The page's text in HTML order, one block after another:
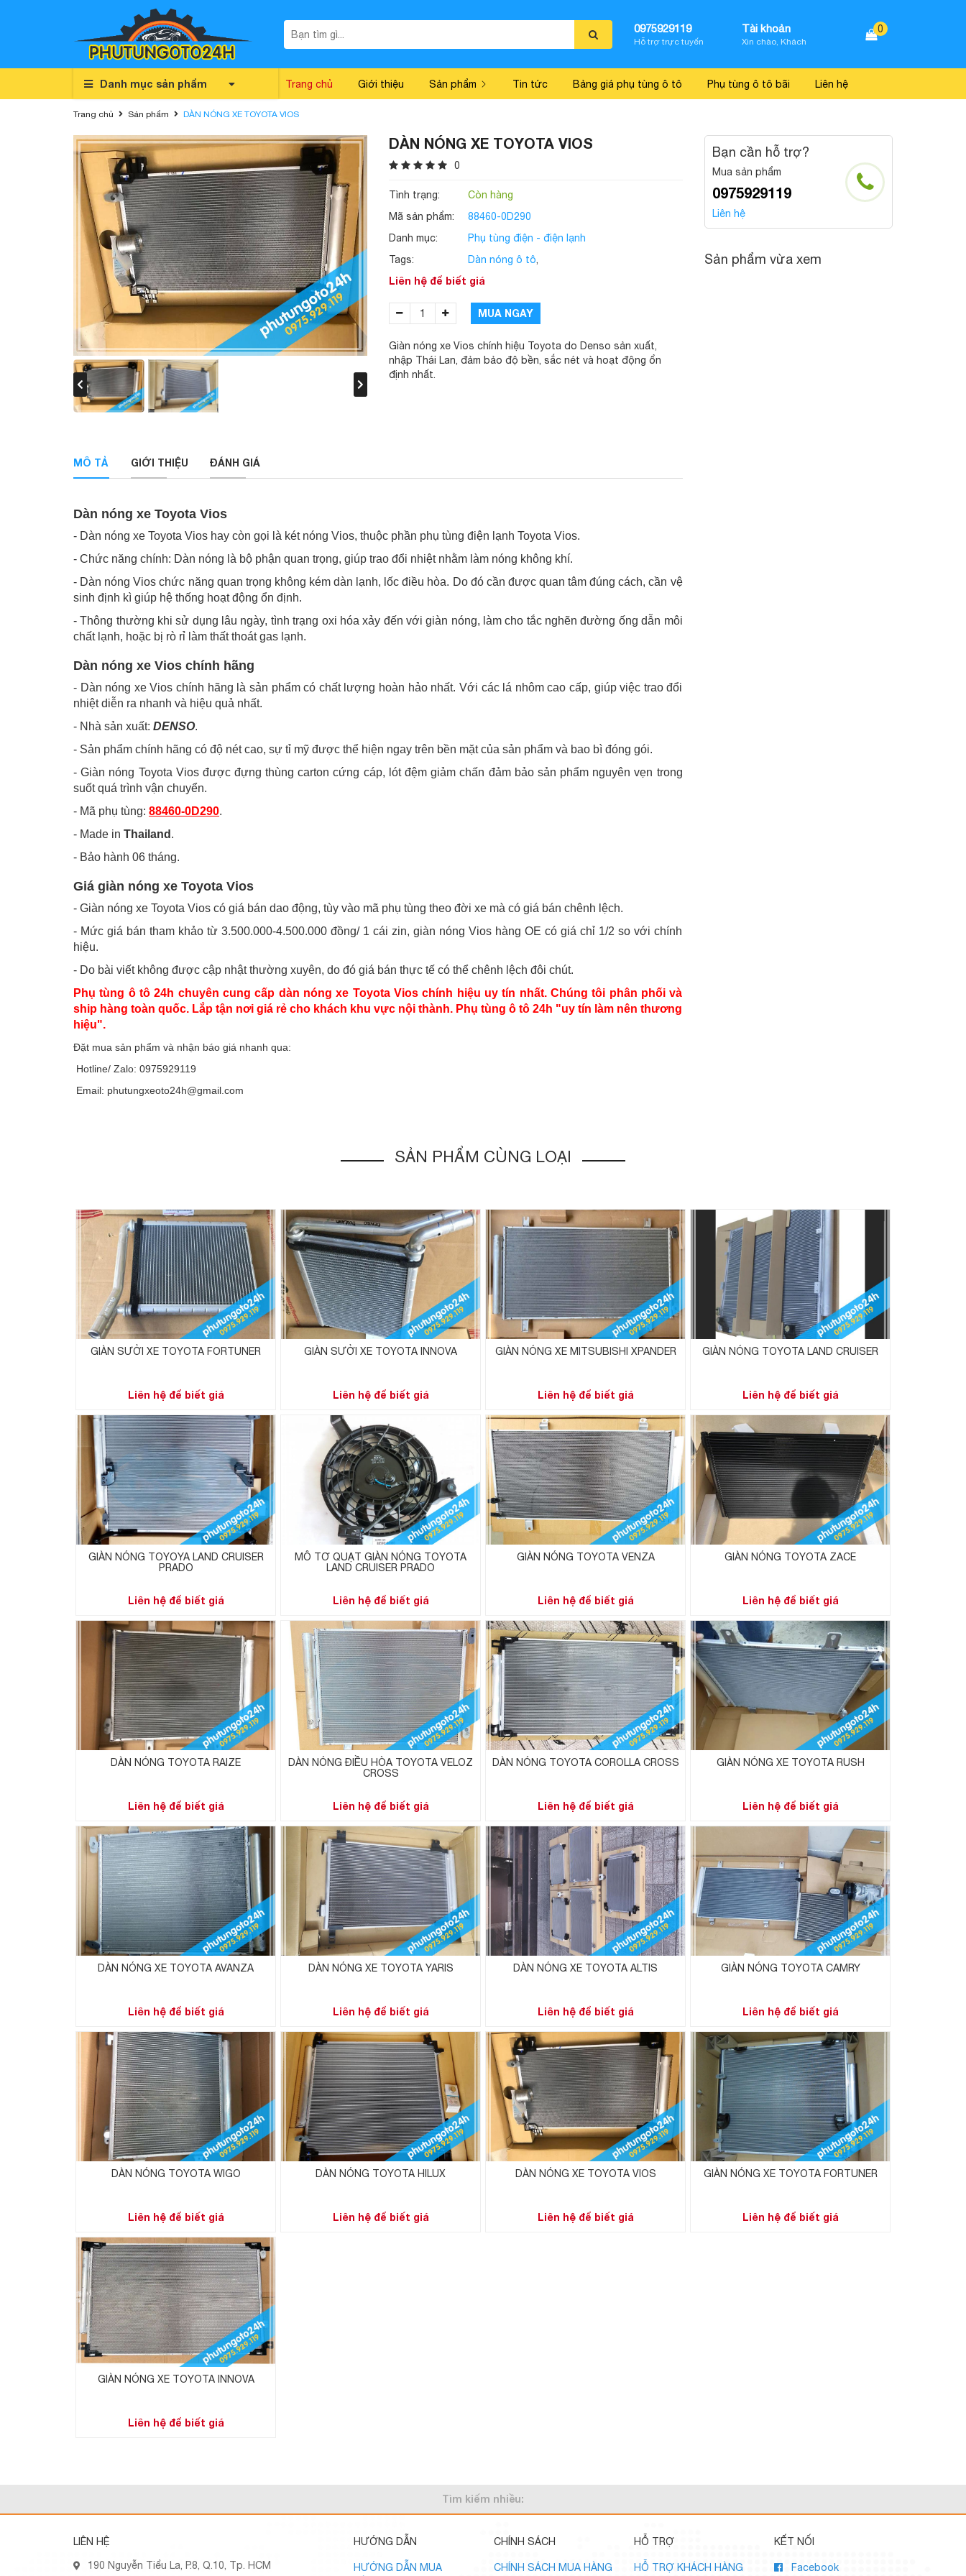
0975929119
Hỗ trợ trực tuyến
Tài khoản
Xin chào, Khách
0
Danh mục sản phẩm Trang chủ Giới thiệu Sản phẩm Tin tức Bảng giá phụ tùng ô tô Phụ tùng ô tô bãi Liên hệ
Trang chủ Sản phẩm DÀN NÓNG XE TOYOTA VIOS
DÀN NÓNG XE TOYOTA VIOS
0
Tình trạng:
Còn hàng
Mã sản phẩm:
88460-0D290
Danh mục:
Phụ tùng điện - điện lạnh
Tags:
Dàn nóng ô tô,
Liên hệ để biết giá
MUA NGAY
Giàn nóng xe Vios chính hiệu Toyota do Denso sản xuất,
nhập Thái Lan, đảm bảo độ bền, sắc nét và hoạt động ổn
định nhất.
MÔ TẢ GIỚI THIỆU ĐÁNH GIÁ
Dàn nóng xe Toyota Vios
- Dàn nóng xe Toyota Vios hay còn gọi là két nóng Vios, thuộc phần phụ tùng điện lạnh Toyota Vios.
- Chức năng chính: Dàn nóng là bộ phận quan trọng, giúp trao đổi nhiệt nhằm làm nóng không khí.
- Dàn nóng Vios chức năng quan trọng không kém dàn lạnh, lốc điều hòa. Do đó cần được quan tâm đúng cách, cần vệ
sinh định kì giúp hệ thống hoạt động ổn định.
- Thông thường khi sử dụng lâu ngày, tình trạng oxi hóa xảy đến với giàn nóng, làm cho tắc nghẽn đường ống dẫn môi
chất lạnh, hoặc bị rò rỉ làm thất thoát gas lạnh.
Dàn nóng xe Vios chính hãng
- Dàn nóng xe Vios chính hãng là sản phẩm có chất lượng hoàn hảo nhất. Với các lá nhôm cao cấp, giúp việc trao đổi
nhiệt diễn ra nhanh và hiệu quả nhất.
- Nhà sản xuất: DENSO.
- Sản phẩm chính hãng có độ nét cao, sự tỉ mỹ được thể hiện ngay trên bền mặt của sản phẩm và bao bì đóng gói.
- Giàn nóng Toyota Vios được đựng thùng carton cứng cáp, lót đệm giảm chấn đảm bảo sản phẩm nguyên vẹn trong
suốt quá trình vận chuyển.
- Mã phụ tùng: 88460-0D290.
- Made in Thailand .
- Bảo hành 06 tháng.
Giá giàn nóng xe Toyota Vios
- Giàn nóng xe Toyota Vios có giá bán dao động, tùy vào mã phụ tùng theo đời xe mà có giá bán chênh lệch.
- Mức giá bán tham khảo từ 3.500.000-4.500.000 đồng/ 1 cái zin, giàn nóng Vios hàng OE có giá chỉ 1/2 so với chính
hiệu.
- Do bài viết không được cập nhật thường xuyên, do đó giá bán thực tế có thể chênh lệch đôi chút.
Phụ tùng ô tô 24h chuyên cung cấp dàn nóng xe Toyota Vios chính hiệu uy tín nhất. Chúng tôi phân phối và
ship hàng toàn quốc. Lắp tận nơi giá rẻ cho khách khu vực nội thành. Phụ tùng ô tô 24h "uy tín làm nên thương
hiệu".
Đặt mua sản phẩm và nhận báo giá nhanh qua:
Hotline/ Zalo: 0975929119
Email: phutungxeoto24h@gmail.com
Bạn cần hỗ trợ?
Mua sản phẩm
0975929119
Liên hệ
Sản phẩm vừa xem
SẢN PHẨM CÙNG LOẠI
GIÀN SƯỞI XE TOYOTA FORTUNER
Liên hệ để biết giá
GIÀN SƯỞI XE TOYOTA INNOVA
Liên hệ để biết giá
GIÀN NÓNG XE MITSUBISHI XPANDER
Liên hệ để biết giá
GIÀN NÓNG TOYOTA LAND CRUISER
Liên hệ để biết giá
GIÀN NÓNG TOYOYA LAND CRUISER
PRADO
Liên hệ để biết giá
MÔ TƠ QUẠT GIÀN NÓNG TOYOTA
LAND CRUISER PRADO
Liên hệ để biết giá
GIÀN NÓNG TOYOTA VENZA
Liên hệ để biết giá
GIÀN NÓNG TOYOTA ZACE
Liên hệ để biết giá
DÀN NÓNG TOYOTA RAIZE
Liên hệ để biết giá
DÀN NÓNG ĐIỀU HÒA TOYOTA VELOZ
CROSS
Liên hệ để biết giá
DÀN NÓNG TOYOTA COROLLA CROSS
Liên hệ để biết giá
GIÀN NÓNG XE TOYOTA RUSH
Liên hệ để biết giá
DÀN NÓNG XE TOYOTA AVANZA
Liên hệ để biết giá
DÀN NÓNG XE TOYOTA YARIS
Liên hệ để biết giá
DÀN NÓNG XE TOYOTA ALTIS
Liên hệ để biết giá
GIÀN NÓNG TOYOTA CAMRY
Liên hệ để biết giá
DÀN NÓNG TOYOTA WIGO
Liên hệ để biết giá
DÀN NÓNG TOYOTA HILUX
Liên hệ để biết giá
DÀN NÓNG XE TOYOTA VIOS
Liên hệ để biết giá
GIÀN NÓNG XE TOYOTA FORTUNER
Liên hệ để biết giá
GIÀN NÓNG XE TOYOTA INNOVA
Liên hệ để biết giá
Tìm kiếm nhiều:
LIÊN HỆ
190 Nguyễn Tiểu La, P.8, Q.10, Tp. HCM
HƯỚNG DẪN
HƯỚNG DẪN MUA
CHÍNH SÁCH
CHÍNH SÁCH MUA HÀNG
HỖ TRỢ
HỖ TRỢ KHÁCH HÀNG
KẾT NỐI
Facebook